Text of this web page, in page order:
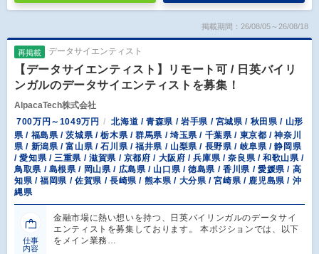
掲載期間：26/08/05～26/08/18
再掲載 データサイエンティスト
【データサイエンティスト】リモート可 / 日英バイリ
ンガルのデータサイエンティストを募集！
AlpacaTech株式会社
700万円～1049万円
北海道 / 青森県 / 岩手県 / 宮城県 / 秋田県 / 山形
県 / 福島県 / 茨城県 / 栃木県 / 群馬県 / 埼玉県 / 千葉県 / 東京都 / 神奈川
県 / 新潟県 / 富山県 / 石川県 / 福井県 / 山梨県 / 長野県 / 岐阜県 / 静岡県
/ 愛知県 / 三重県 / 滋賀県 / 京都府 / 大阪府 / 兵庫県 / 奈良県 / 和歌山県 /
鳥取県 / 島根県 / 岡山県 / 広島県 / 山口県 / 徳島県 / 香川県 / 愛媛県 / 高
知県 / 福岡県 / 佐賀県 / 長崎県 / 熊本県 / 大分県 / 宮崎県 / 鹿児島県 / 沖
縄県
仕事
内容
金融市場に熱い想いを持つ、日英バイリンガルのデータサイ
エンティストを募集しております。 本ポジションでは、以下
をメイン業務…